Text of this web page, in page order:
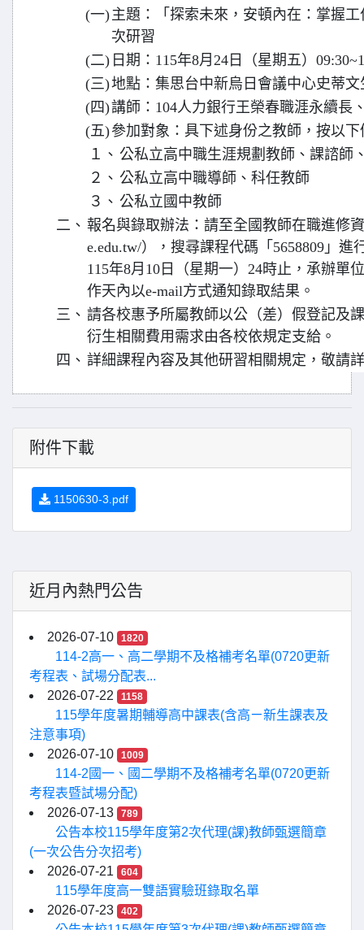
(一)主題：「探索未來，安頓內在：掌握
次研習
(二) 日期：115年8月24日（星期五）
(三)地點：集思台中新烏日會議中心史蒂文
(四)講師：104人力銀行王榮春職涯永續長
(五)參加對象：具下述身份之教師，按以
１、 公私立高中職生涯規劃教師、課諮師
２、 公私立高中職導師、科任教師
３、 公私立國中教師
二、 報名與錄取辦法：請至全國教師在職進修
e.edu.tw/），搜尋課程代碼「5658809」
115年8月10日（星期一）24時止，承辦單
作天內以e-mail方式通知錄取結果。
三、 請各校惠予所屬教師以公（差）假登記及
衍生相關費用需求由各校依規定支給。
四、 詳細課程內容及其他研習相關規定，敬請
附件下載
1150630-3.pdf
近月內熱門公告
2026-07-10 1820
114-2高一、高二學期不及格補考名單(0720更新
考程表、試場分配表...
2026-07-22
1158
115學年度暑期輔導高中課表(含高ㄧ新生課表及
注意事項)
2026-07-10
1009
114-2國一、國二學期不及格補考名單(0720更新
考程表暨試場分配)
2026-07-13
789
公告本校115學年度第2次代理(課)教師甄選簡章
(一次公告分次招考)
2026-07-21
604
115學年度高一雙語實驗班錄取名單
2026-07-23
402